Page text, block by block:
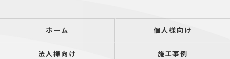
ホーム 個人様向け
法人様向け 施工事例